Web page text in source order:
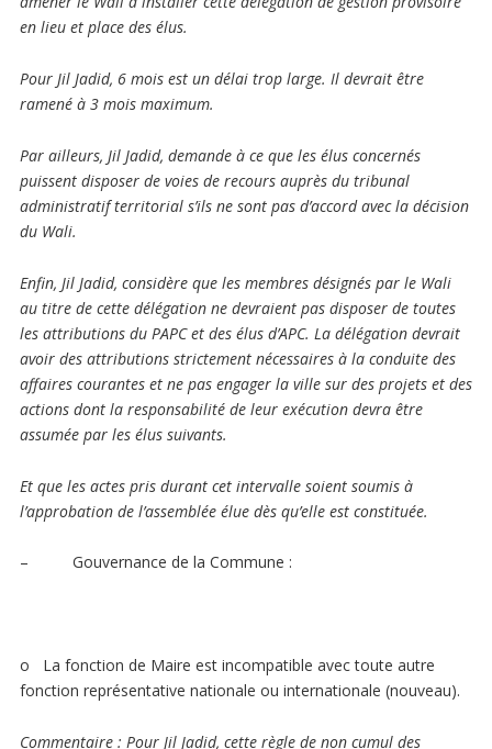
en lieu et place des élus.
Pour Jil Jadid, 6 mois est un délai trop large. Il devrait être
ramené à 3 mois maximum.
Par ailleurs, Jil Jadid, demande à ce que les élus concernés
puissent disposer de voies de recours auprès du tribunal
administratif territorial s’ils ne sont pas d’accord avec la décision
du Wali.
Enfin, Jil Jadid, considère que les membres désignés par le Wali
au titre de cette délégation ne devraient pas disposer de toutes
les attributions du PAPC et des élus d’APC. La délégation devrait
avoir des attributions strictement nécessaires à la conduite des
affaires courantes et ne pas engager la ville sur des projets et des
actions dont la responsabilité de leur exécution devra être
assumée par les élus suivants.
Et que les actes pris durant cet intervalle soient soumis à
l’approbation de l’assemblée élue dès qu’elle est constituée.
– Gouvernance de la Commune :
o La fonction de Maire est incompatible avec toute autre
fonction représentative nationale ou internationale (nouveau).
Commentaire : Pour Jil Jadid, cette règle de non cumul des